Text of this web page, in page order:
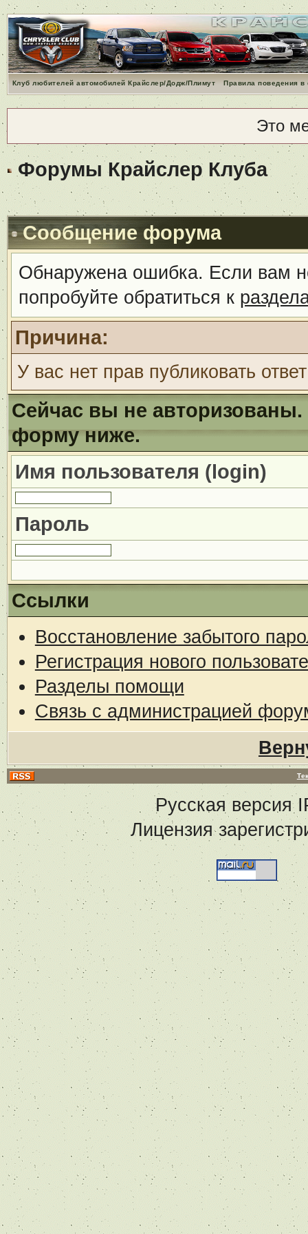
Клуб любителей автомобилей Крайслер/Додж/Плимут Правила поведения
Это
Форумы Крайслер Клуба
Сообщение форума
Обнаружена ошибка. Если вам
попробуйте обратиться к
Причина:
У вас нет прав публиковать
Сейчас вы не авторизованы.
форму ниже.
Имя пользователя (login)
Пароль
Ссылки
Восстановление забытого
Регистрация нового
Разделы помощи
Связь с администрацией
Русская версия
Лицензия